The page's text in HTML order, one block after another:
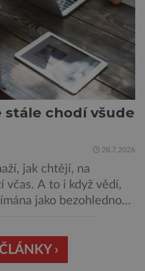
chodí všude
28.7.2026
jak chtějí, na
včas. A to i když vědí,
jako bezohlednost
možná úplně nemohou.
nedochvilnosti? A
›